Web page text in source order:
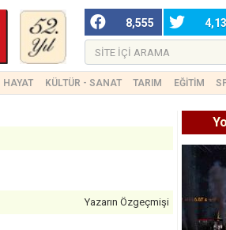
8,555
HAYAT KÜLTÜR - SANAT TARIM EĞİTİM
Yazarın Özgeçmişi